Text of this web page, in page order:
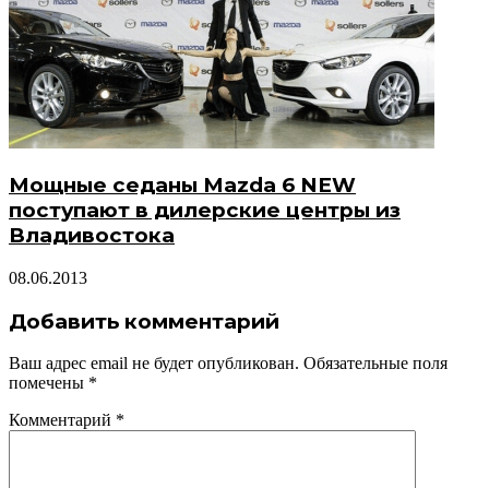
Мощные седаны Mazda 6 NEW
поступают в дилерские центры из
Владивостока
08.06.2013
Добавить комментарий
Ваш адрес email не будет опубликован. Обязательные поля
помечены *
Комментарий *